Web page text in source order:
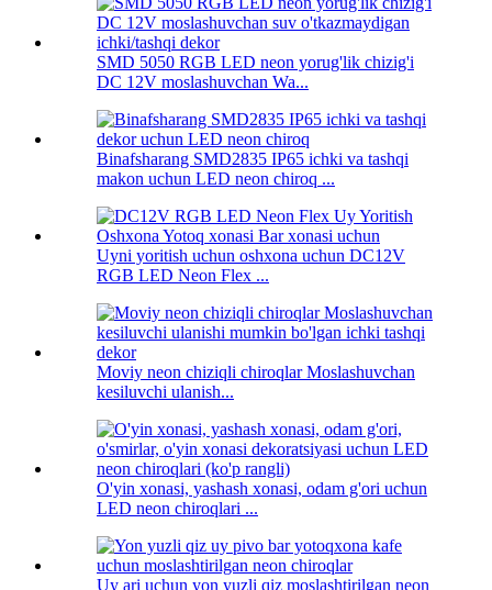
SMD 5050 RGB LED neon yorug'lik chizig'i
DC 12V moslashuvchan Wa...
Binafsharang SMD2835 IP65 ichki va tashqi
makon uchun LED neon chiroq ...
Uyni yoritish uchun oshxona uchun DC12V
RGB LED Neon Flex ...
Moviy neon chiziqli chiroqlar Moslashuvchan
kesiluvchi ulanish...
O'yin xonasi, yashash xonasi, odam g'ori uchun
LED neon chiroqlari ...
Uy ari uchun yon yuzli qiz moslashtirilgan neon